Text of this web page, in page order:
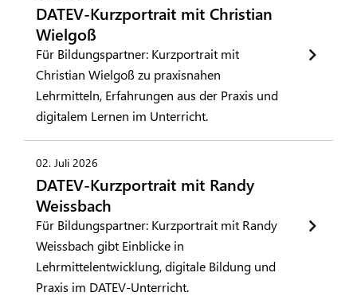
DATEV-Kurzportrait mit Christian
Wielgoß
Für Bildungspartner: Kurzportrait mit
Christian Wielgoß zu praxisnahen
Lehrmitteln, Erfahrungen aus der Praxis und
digitalem Lernen im Unterricht.
02. Juli 2026
DATEV-Kurzportrait mit Randy
Weissbach
Für Bildungspartner: Kurzportrait mit Randy
Weissbach gibt Einblicke in
Lehrmittelentwicklung, digitale Bildung und
Praxis im DATEV-Unterricht.